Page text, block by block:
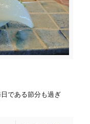
である節分も過ぎ